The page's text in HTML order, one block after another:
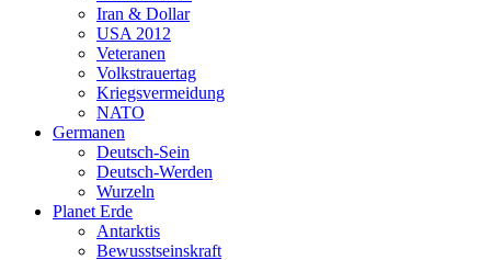
Iran & Dollar
USA 2012
Veteranen
Volkstrauertag
Kriegsvermeidung
NATO
Germanen
Deutsch-Sein
Deutsch-Werden
Wurzeln
Planet Erde
Antarktis
Bewusstseinskraft